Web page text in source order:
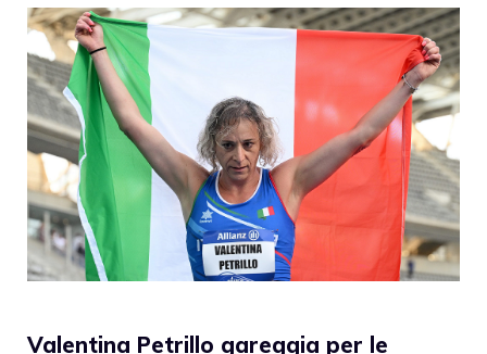
Valentina Petrillo gareggia per le